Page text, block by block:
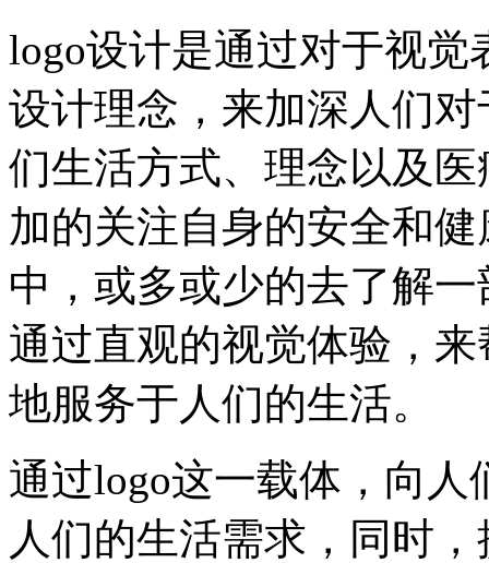
logo设计是通过对于视
设计理念，来加深人们
们生活方式、理念以及
加的关注自身的安全和
中，或多或少的去了解
通过直观的视觉体验，
地服务于人们的生活。
通过logo这一载体，向
人们的生活需求，同时